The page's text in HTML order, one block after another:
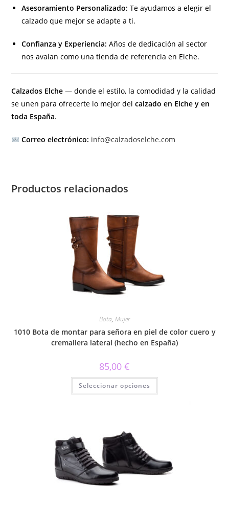
Asesoramiento Personalizado: Te ayudamos a elegir el
calzado que mejor se adapte a ti.
Confianza y Experiencia: Años de dedicación al sector
nos avalan como una tienda de referencia en Elche.
Calzados Elche — donde el estilo, la comodidad y la calidad
se unen para ofrecerte lo mejor delcalzado en Elche y en
toda España.
Correo electrónico: info@calzadoselche.com
Productos relacionados
Bota, Mujer
1010 Bota de montar para señora en piel de color cuero y
cremallera lateral (hecho en España)
85,00 €
Seleccionar opciones
Este
tiene
la
página
de